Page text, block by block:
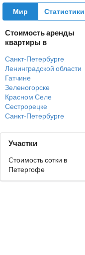
Мир Статистики
Стоимость аренды
квартиры в
Санкт-Петербурге
Ленинградской области
Гатчине
Зеленогорске
Красном Селе
Сестрорецке
Санкт-Петербурге
Участки
Cтоимость сотки в
Петергофе